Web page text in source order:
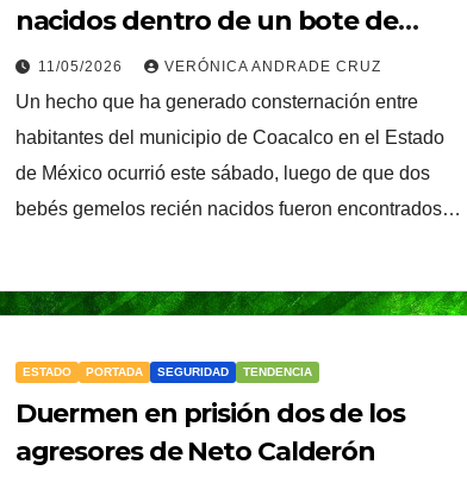
nacidos dentro de un bote de
basura en Coacalco
11/05/2026 VERÓNICA ANDRADE CRUZ
Un hecho que ha generado consternación entre
habitantes del municipio de Coacalco en el Estado
de México ocurrió este sábado, luego de que dos
bebés gemelos recién nacidos fueron encontrados…
ESTADO PORTADA SEGURIDAD TENDENCIA
Duermen en prisión dos de los
agresores de Neto Calderón